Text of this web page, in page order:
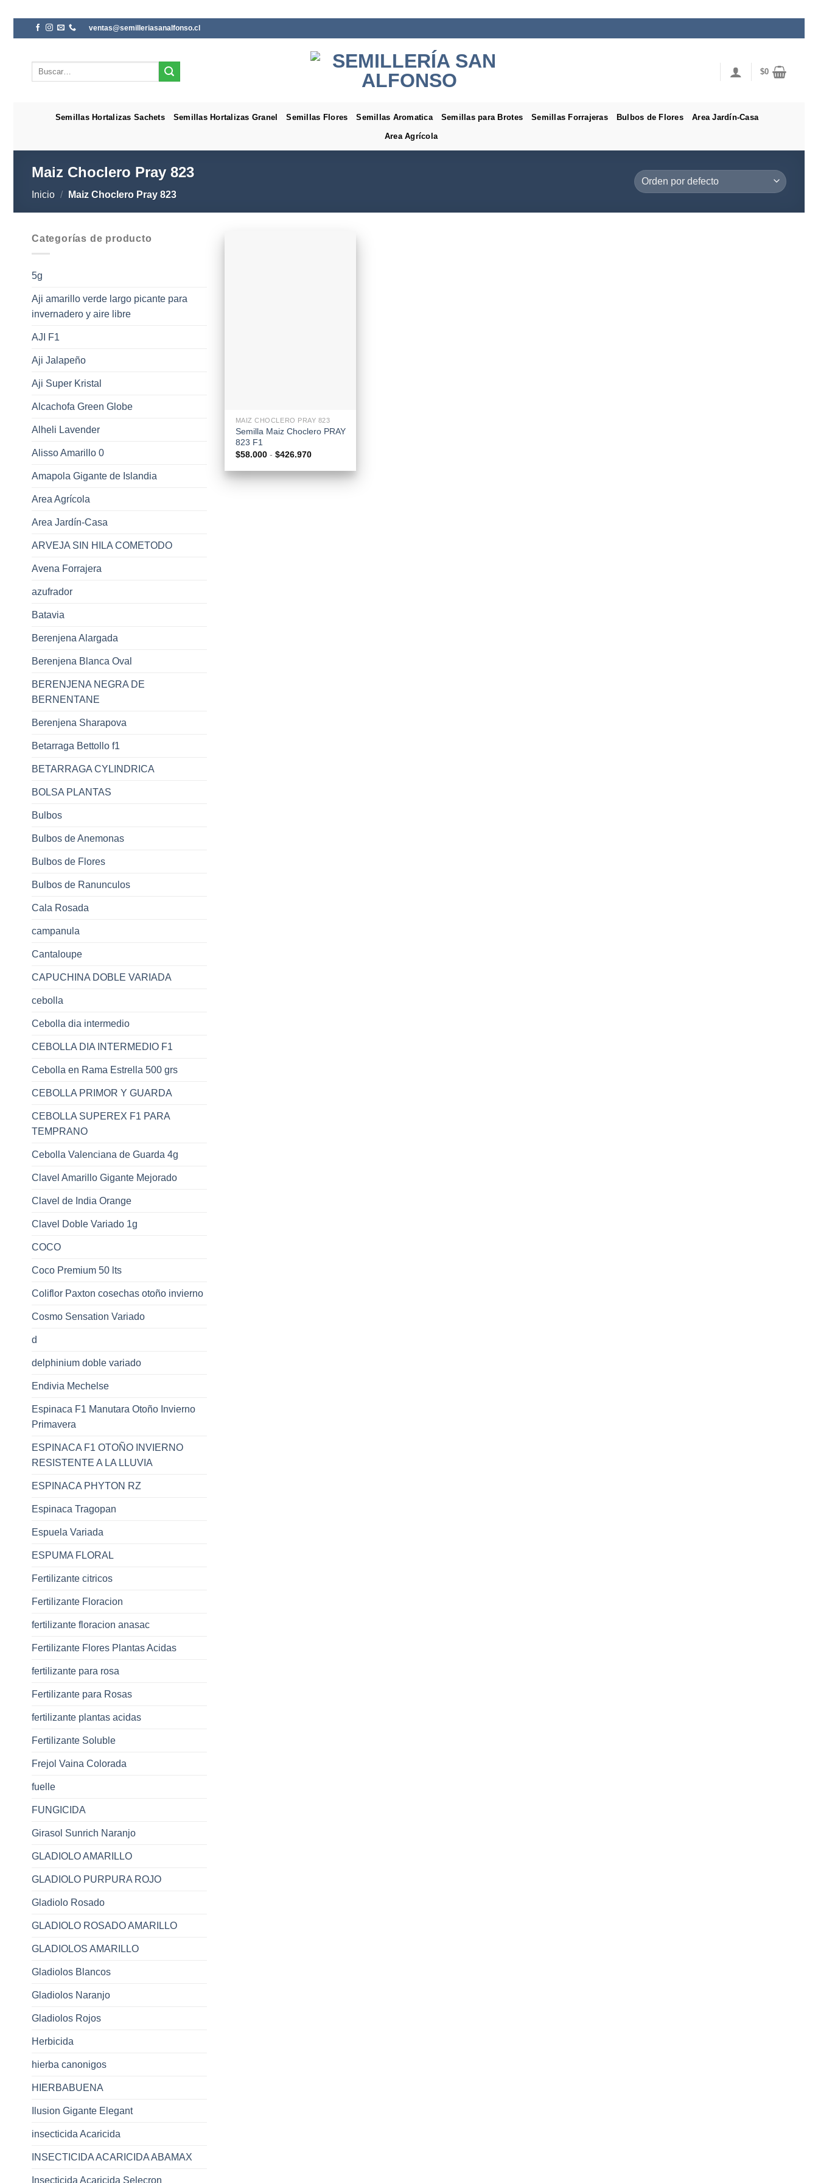
Saltar
al
ventas@semilleriasanalfonso.cl
Buscar
$0
Semillas Hortalizas Sachets Semillas Hortalizas Granel Semillas Flores Semillas Aromatica Semillas para Brotes Semillas Forrajeras Bulbos de Flores Area Jardín-Casa
Area Agrícola
Maiz Choclero Pray 823
Inicio / Maiz Choclero Pray 823
Categorías de producto
5g
Aji amarillo verde largo picante para
invernadero y aire libre
AJI F1
Aji Jalapeño
Aji Super Kristal
Alcachofa Green Globe
Alheli Lavender
Alisso Amarillo 0
Amapola Gigante de Islandia
Area Agrícola
Area Jardín-Casa
ARVEJA SIN HILA COMETODO
Avena Forrajera
azufrador
Batavia
Berenjena Alargada
Berenjena Blanca Oval
BERENJENA NEGRA DE
BERNENTANE
Berenjena Sharapova
Betarraga Bettollo f1
BETARRAGA CYLINDRICA
BOLSA PLANTAS
Bulbos
Bulbos de Anemonas
Bulbos de Flores
Bulbos de Ranunculos
Cala Rosada
campanula
Cantaloupe
CAPUCHINA DOBLE VARIADA
cebolla
Cebolla dia intermedio
CEBOLLA DIA INTERMEDIO F1
Cebolla en Rama Estrella 500 grs
CEBOLLA PRIMOR Y GUARDA
CEBOLLA SUPEREX F1 PARA
TEMPRANO
Cebolla Valenciana de Guarda 4g
Clavel Amarillo Gigante Mejorado
Clavel de India Orange
Clavel Doble Variado 1g
COCO
Coco Premium 50 lts
Coliflor Paxton cosechas otoño invierno
Cosmo Sensation Variado
d
delphinium doble variado
Endivia Mechelse
Espinaca F1 Manutara Otoño Invierno
Primavera
ESPINACA F1 OTOÑO INVIERNO
RESISTENTE A LA LLUVIA
ESPINACA PHYTON RZ
Espinaca Tragopan
Espuela Variada
ESPUMA FLORAL
Fertilizante citricos
Fertilizante Floracion
fertilizante floracion anasac
Fertilizante Flores Plantas Acidas
fertilizante para rosa
Fertilizante para Rosas
fertilizante plantas acidas
Fertilizante Soluble
Frejol Vaina Colorada
fuelle
FUNGICIDA
Girasol Sunrich Naranjo
GLADIOLO AMARILLO
GLADIOLO PURPURA ROJO
Gladiolo Rosado
GLADIOLO ROSADO AMARILLO
GLADIOLOS AMARILLO
Gladiolos Blancos
Gladiolos Naranjo
Gladiolos Rojos
Herbicida
hierba canonigos
HIERBABUENA
Ilusion Gigante Elegant
insecticida Acaricida
INSECTICIDA ACARICIDA ABAMAX
Insecticida Acaricida Selecron
MAIZ CHOCLERO PRAY 823
Semilla Maiz Choclero PRAY
823 F1
$58.000 - $426.970Rango
precios:
desde